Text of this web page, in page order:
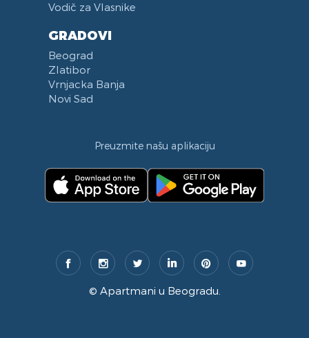
Vodič za Vlasnike
GRADOVI
Beograd
Zlatibor
Vrnjacka Banja
Novi Sad
Preuzmite našu aplikaciju
© Apartmani u Beogradu